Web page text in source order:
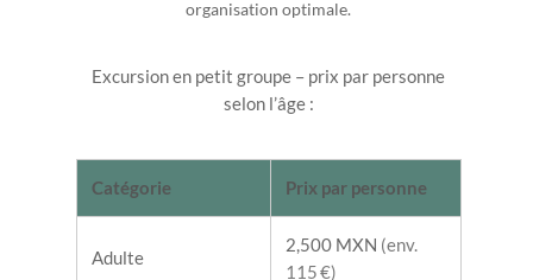
organisation optimale.
Excursion en petit groupe – prix par personne
selon l’âge :
Catégorie Prix par personne
Adulte
2,500 MXN (env.
115 €)